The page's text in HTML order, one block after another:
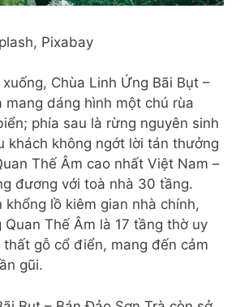
Pixabay
Chùa Linh Ứng Bãi Bụt –
mang dáng hình một chú rùa
phía sau là rừng nguyên sinh
khách không ngớt lời tán thưởng
Thế Âm cao nhất Việt Nam –
đương với toà nhà 30 tầng.
lồ kiêm gian nhà chính,
Thế Âm là 17 tầng thờ uy
thất gỗ cổ điển, mang đến cảm
gũi.